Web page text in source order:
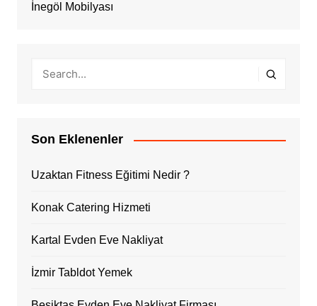
İnegöl Mobilyası
Son Eklenenler
Uzaktan Fitness Eğitimi Nedir ?
Konak Catering Hizmeti
Kartal Evden Eve Nakliyat
İzmir Tabldot Yemek